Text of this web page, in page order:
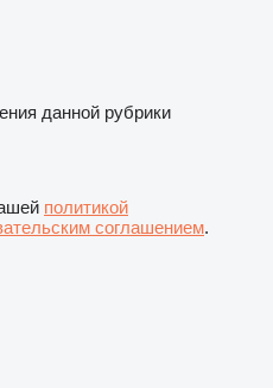
данной рубрики
политикой
соглашением.